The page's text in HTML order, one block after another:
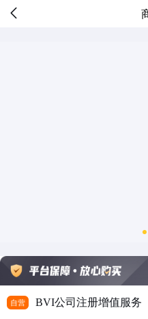
自营 BVI公司注册增值服务